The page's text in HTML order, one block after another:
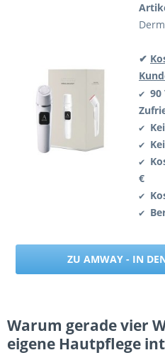
✔
✔ 90
✔
✔
✔
€
✔
✔
ZU AMWAY - IN
Warum gerade vier
eigene Hautpflege